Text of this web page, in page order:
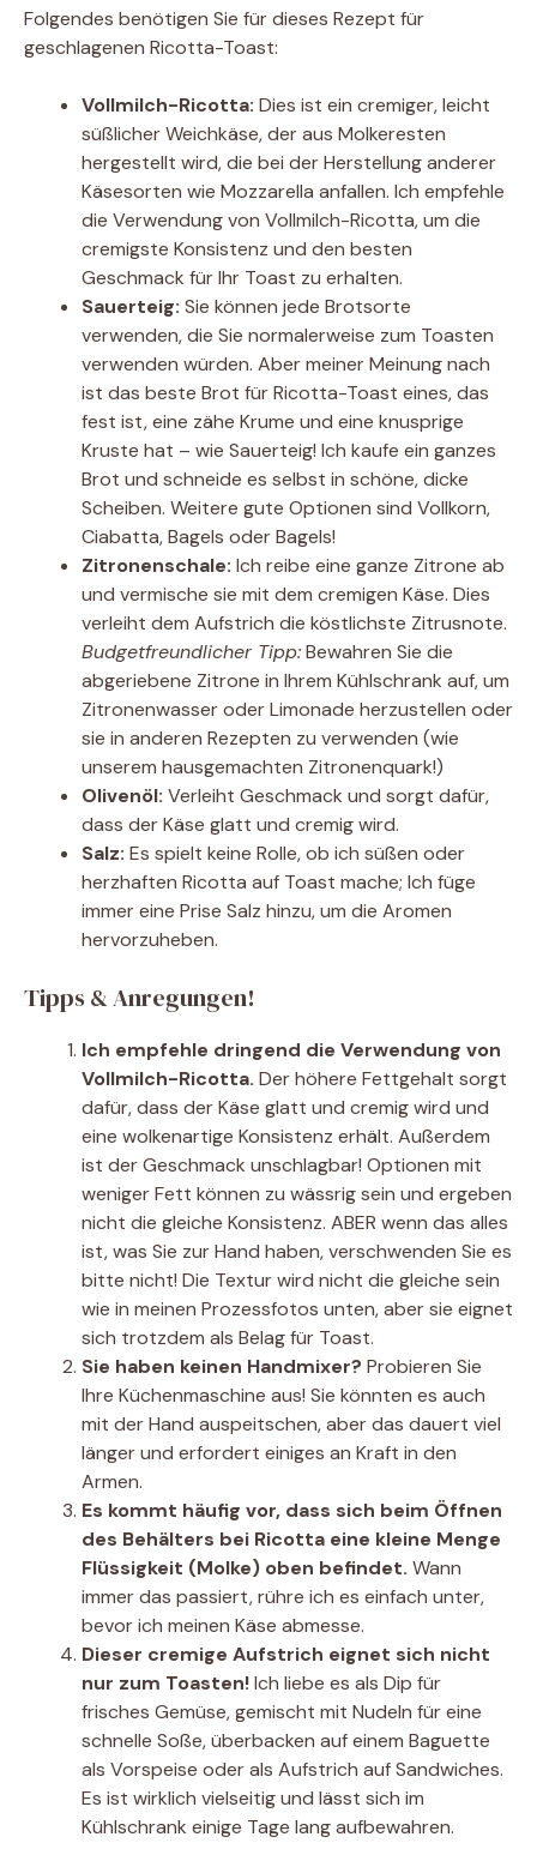
Folgendes benötigen Sie für dieses Rezept für
geschlagenen Ricotta-Toast:
Vollmilch-Ricotta: Dies ist ein cremiger, leicht
süßlicher Weichkäse, der aus Molkeresten
hergestellt wird, die bei der Herstellung anderer
Käsesorten wie Mozzarella anfallen. Ich empfehle
die Verwendung von Vollmilch-Ricotta, um die
cremigste Konsistenz und den besten
Geschmack für Ihr Toast zu erhalten.
Sauerteig: Sie können jede Brotsorte
verwenden, die Sie normalerweise zum Toasten
verwenden würden. Aber meiner Meinung nach
ist das beste Brot für Ricotta-Toast eines, das
fest ist, eine zähe Krume und eine knusprige
Kruste hat – wie Sauerteig! Ich kaufe ein ganzes
Brot und schneide es selbst in schöne, dicke
Scheiben. Weitere gute Optionen sind Vollkorn,
Ciabatta, Bagels oder Bagels!
Zitronenschale: Ich reibe eine ganze Zitrone ab
und vermische sie mit dem cremigen Käse. Dies
verleiht dem Aufstrich die köstlichste Zitrusnote.
Budgetfreundlicher Tipp:Bewahren Sie die
abgeriebene Zitrone in Ihrem Kühlschrank auf, um
Zitronenwasser oder Limonade herzustellen oder
sie in anderen Rezepten zu verwenden (wie
unserem hausgemachten Zitronenquark!)
Olivenöl: Verleiht Geschmack und sorgt dafür,
dass der Käse glatt und cremig wird.
Salz: Es spielt keine Rolle, ob ich süßen oder
herzhaften Ricotta auf Toast mache; Ich füge
immer eine Prise Salz hinzu, um die Aromen
hervorzuheben.
Tipps & Anregungen!
Ich empfehle dringend die Verwendung von
Vollmilch-Ricotta. Der höhere Fettgehalt sorgt
dafür, dass der Käse glatt und cremig wird und
eine wolkenartige Konsistenz erhält. Außerdem
ist der Geschmack unschlagbar! Optionen mit
weniger Fett können zu wässrig sein und ergeben
nicht die gleiche Konsistenz. ABER wenn das alles
ist, was Sie zur Hand haben, verschwenden Sie es
bitte nicht! Die Textur wird nicht die gleiche sein
wie in meinen Prozessfotos unten, aber sie eignet
sich trotzdem als Belag für Toast.
Sie haben keinen Handmixer? Probieren Sie
Ihre Küchenmaschine aus! Sie könnten es auch
mit der Hand auspeitschen, aber das dauert viel
länger und erfordert einiges an Kraft in den
Armen.
Es kommt häufig vor, dass sich beim Öffnen
des Behälters bei Ricotta eine kleine Menge
Flüssigkeit (Molke) oben befindet. Wann
immer das passiert, rühre ich es einfach unter,
bevor ich meinen Käse abmesse.
Dieser cremige Aufstrich eignet sich nicht
nur zum Toasten!Ich liebe es als Dip für
frisches Gemüse, gemischt mit Nudeln für eine
schnelle Soße, überbacken auf einem Baguette
als Vorspeise oder als Aufstrich auf Sandwiches.
Es ist wirklich vielseitig und lässt sich im
Kühlschrank einige Tage lang aufbewahren.